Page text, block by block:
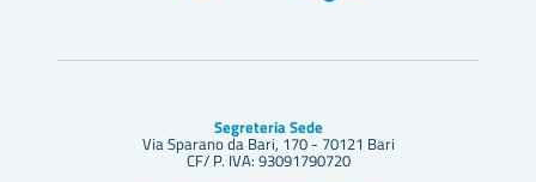
Segreteria Sede
Via Sparano da Bari, 170 - 70121 Bari
CF/ P. IVA: 93091790720